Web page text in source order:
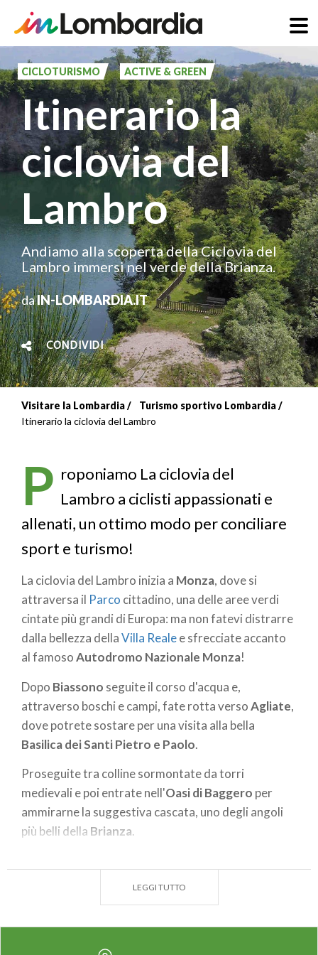
Salta
al
contenuto
principale
CICLOTURISMO ACTIVE & GREEN
Itinerario la
ciclovia del
Lambro
Andiamo alla scoperta della Ciclovia del
Lambro immersi nel verde della Brianza.
daIN-LOMBARDIA.IT
CONDIVIDI
Briciole
pane
Visitare la Lombardia
Turismo sportivo Lombardia
Itinerario la ciclovia del Lambro
P roponiamo La ciclovia del
Lambro a ciclisti appassionati e
allenati, un ottimo modo per conciliare
sport e turismo!
La ciclovia del Lambro inizia a Monza, dove si
attraversa il Parco cittadino, una delle aree verdi
cintate più grandi di Europa: ma non fatevi distrarre
dalla bellezza dellaVilla Realee sfrecciate accanto
al famosoAutodromo Nazionale Monza!
Dopo Biassono seguite il corso d'acqua e,
attraverso boschi e campi, fate rotta versoAgliate,
dove potrete sostare per una visita alla bella
Basilica dei Santi Pietro e Paolo.
Proseguite tra colline sormontate da torri
medievali e poi entrate nell'Oasi di Baggero per
ammirarne la suggestiva cascata, uno degli angoli
più belli della Brianza.
Dopo una pausa di ristoro, se avrete ancora energie,
LEGGI TUTTO